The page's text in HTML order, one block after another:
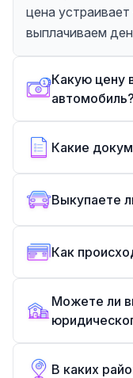
цена
выплачиваем
Какую цену
автомобиль?
Какие
Выкупаете
Как
Можете ли
В каких